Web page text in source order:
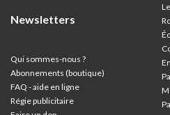
Newsletters
Qui sommes-nous ?
Abonnements (boutique)
FAQ - aide en ligne
Régie publicitaire